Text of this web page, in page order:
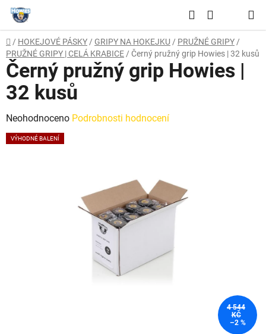
Přejít
obsah
Hledat
KOŠÍK
Domů
/ HOKEJOVÉ PÁSKY / GRIPY NA HOKEJKU / PRUŽNÉ GRIPY /
PRUŽNÉ GRIPY | CELÁ KRABICE / Černý pružný grip Howies | 32 kusů
Černý pružný grip Howies |
32 kusů
Průměrné
hodnocení
Neohodnoceno Podrobnosti hodnocení
VÝHODNÉ BALENÍ
4 544
KČ
–2 %